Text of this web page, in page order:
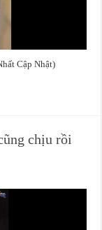
Cập Nhật)
chịu rồi